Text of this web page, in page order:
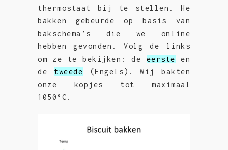
thermostaat bij te stellen. He
bakken gebeurde op basis van
bakschema’s die we online
hebben gevonden. Volg de links
om ze te bekijken: de eerste en
de tweede (Engels). Wij bakten
onze kopjes tot maximaal
1050°C.